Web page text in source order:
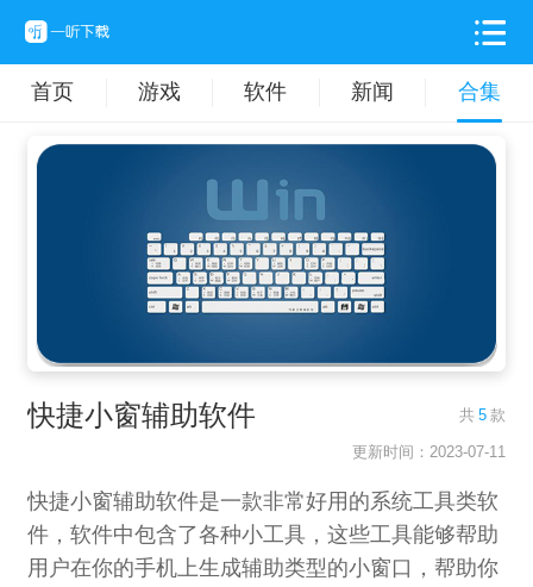
首页 游戏 软件 新闻 合集
快捷小窗辅助软件 共 5 款
更新时间：2023-07-11
快捷小窗辅助软件是一款非常好用的系统工具类软
件，软件中包含了各种小工具，这些工具能够帮助
用户在你的手机上生成辅助类型的小窗口，帮助你